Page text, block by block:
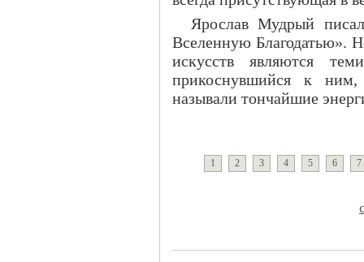
Ярослав Мудрый
Вселенную Благодатью».
искусств являются
прикоснувшийся к
называли тончайшие
1 2 3 4 5 6 7